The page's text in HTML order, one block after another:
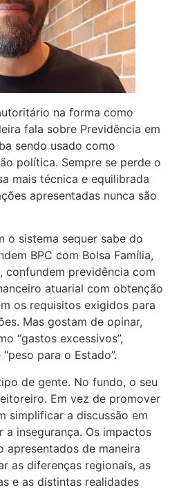
na forma como
fala sobre Previdência em
sendo usado como
política. Sempre se perde o
mais técnica e equilibrada
apresentadas nunca são
o sistema sequer sabe do
BPC com Bolsa Família,
confundem previdência com
atuarial com obtenção
os requisitos exigidos para
Mas gostam de opinar,
“gastos excessivos”,
para o Estado”.
de gente. No fundo, o seu
Em vez de promover
simplificar a discussão em
a insegurança. Os impactos
apresentados de maneira
as diferenças regionais, as
e as distintas realidades